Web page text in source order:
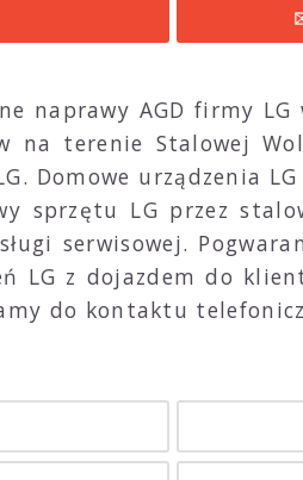
naprawy AGD firmy
na terenie Stalowej
Domowe urządzenia
sprzętu LG przez
serwisowej.
LG z dojazdem do
do kontaktu